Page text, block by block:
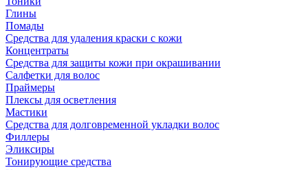
Глины
Помады
Средства для удаления краски с кожи
Концентраты
Средства для защиты кожи при окрашивании
Салфетки для волос
Праймеры
Плексы для осветления
Мастики
Средства для долговременной укладки волос
Филлеры
Эликсиры
Тонирующие средства